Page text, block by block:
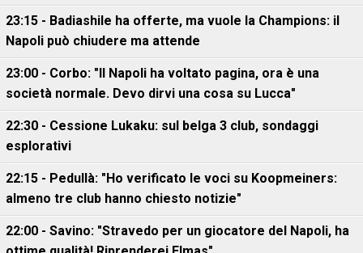
23:15 - Badiashile ha offerte, ma vuole la Champions: il
Napoli può chiudere ma attende
23:00 - Corbo: "Il Napoli ha voltato pagina, ora è una
società normale. Devo dirvi una cosa su Lucca"
22:30 - Cessione Lukaku: sul belga 3 club, sondaggi
esplorativi
22:15 - Pedullà: "Ho verificato le voci su Koopmeiners:
almeno tre club hanno chiesto notizie"
22:00 - Savino: "Stravedo per un giocatore del Napoli, ha